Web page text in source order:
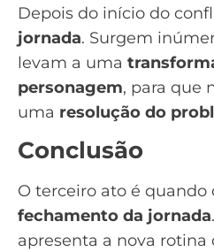
Depois do início do
jornada. Surgem
levam a uma
personagem, para que
uma resolução do
Conclusão
O terceiro ato é quando
fechamento da jornada
apresenta a nova rotina